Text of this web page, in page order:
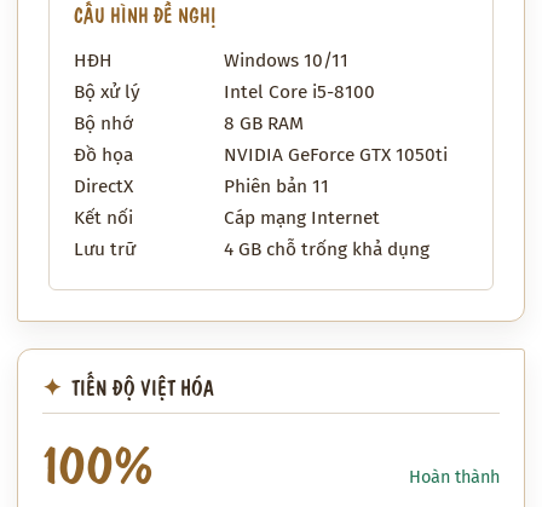
CẤU HÌNH ĐỀ NGHỊ
HĐH
Windows 10/11
Bộ xử lý
Intel Core i5-8100
Bộ nhớ
8 GB RAM
Đồ họa
NVIDIA GeForce GTX 1050ti
DirectX
Phiên bản 11
Kết nối
Cáp mạng Internet
Lưu trữ
4 GB chỗ trống khả dụng
TIẾN ĐỘ VIỆT HÓA
100% Hoàn thành